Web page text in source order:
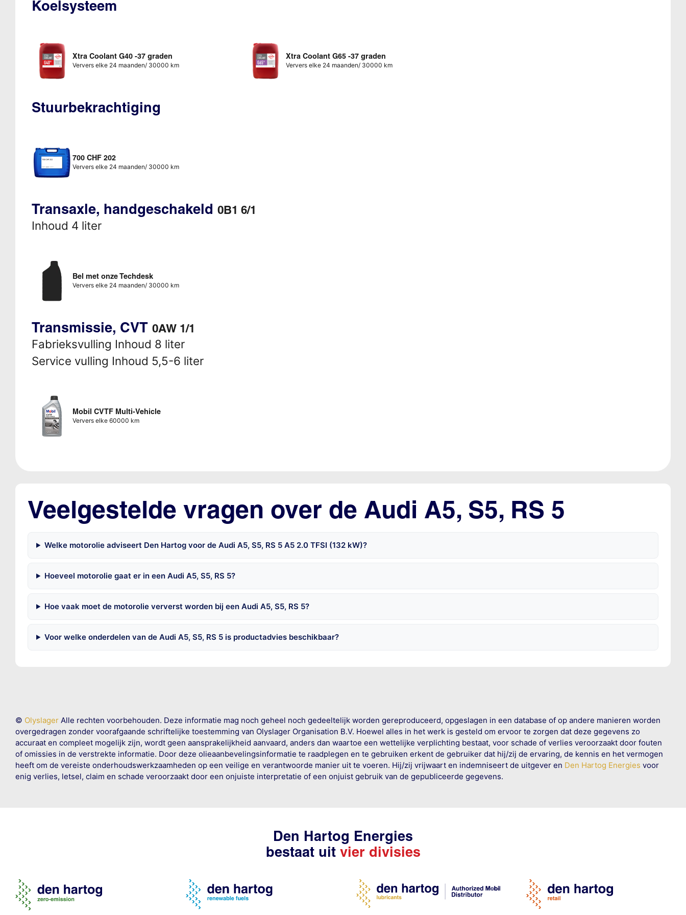
Koelsysteem
Xtra Coolant G40 -37 graden
Ververs elke 24 maanden/ 30000 km
Xtra Coolant G65 -37 graden
Ververs elke 24 maanden/ 30000 km
Stuurbekrachtiging
700 CHF 202
Ververs elke 24 maanden/ 30000 km
Transaxle, handgeschakeld 0B1 6/1
Inhoud 4 liter
Bel met onze Techdesk
Ververs elke 24 maanden/ 30000 km
Transmissie, CVT 0AW 1/1
Fabrieksvulling Inhoud 8 liter
Service vulling Inhoud 5,5-6 liter
Mobil CVTF Multi-Vehicle
Ververs elke 60000 km
Veelgestelde vragen over de Audi A5, S5, RS 5
Welke motorolie adviseert Den Hartog voor de Audi A5, S5, RS 5 A5 2.0 TFSI (132 kW)?
Hoeveel motorolie gaat er in een Audi A5, S5, RS 5?
Hoe vaak moet de motorolie ververst worden bij een Audi A5, S5, RS 5?
Voor welke onderdelen van de Audi A5, S5, RS 5 is productadvies beschikbaar?
© OlyslagerAlle rechten voorbehouden. Deze informatie mag noch geheel noch gedeeltelijk worden gereproduceerd, opgeslagen in een database of op andere manieren worden
overgedragen zonder voorafgaande schriftelijke toestemming van Olyslager Organisation B.V. Hoewel alles in het werk is gesteld om ervoor te zorgen dat deze gegevens zo
accuraat en compleet mogelijk zijn, wordt geen aansprakelijkheid aanvaard, anders dan waartoe een wettelijke verplichting bestaat, voor schade of verlies veroorzaakt door fouten
of omissies in de verstrekte informatie. Door deze olieaanbevelingsinformatie te raadplegen en te gebruiken erkent de gebruiker dat hij/zij de ervaring, de kennis en het vermogen
heeft om de vereiste onderhoudswerkzaamheden op een veilige en verantwoorde manier uit te voeren. Hij/zij vrijwaart en indemniseert de uitgever en Den Hartog Energies voor
enig verlies, letsel, claim en schade veroorzaakt door een onjuiste interpretatie of een onjuist gebruik van de gepubliceerde gegevens.
Den Hartog Energies
bestaat uit vier divisies